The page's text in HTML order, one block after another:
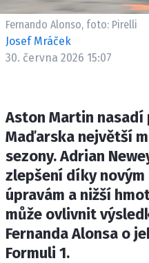
OSOBNÍ
Provozovatelem
INCORP MEDIA
Fernando Alonso, foto: Pirelli
Josef Mráček
30. června 2026 15:07
Aston Martin nasadí
Maďarska největší
sezony. Adrian
zlepšení díky
úpravám a nižší
může ovlivnit
Fernanda Alonsa o
Formuli 1.